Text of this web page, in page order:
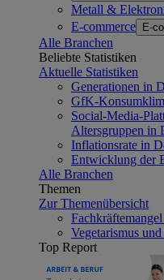
Metall &
E-commerce E-
Alle Branchen
Beliebte Statistiken
Aktuelle Statistiken
Generationen in
GfK-
Social-Media-
Altersgruppen in
Inflationsrate in
Entwicklung der
Alle Branchen
Themen
Zur Themenübersicht
Vegetarismus
Top Report